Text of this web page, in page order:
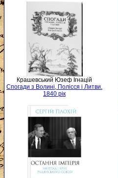
Крашевський Юзеф Ігнацій
Спогади з Волині, Полісся і Литви.
1840 рік